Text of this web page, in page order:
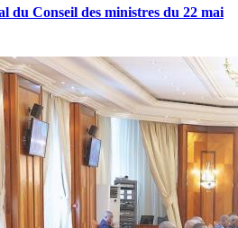
du Conseil des ministres du 22 mai